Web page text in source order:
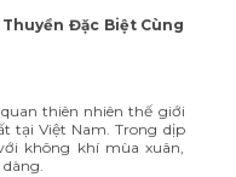
Đặc Biệt Cùng
thiên nhiên thế giới
tại Việt Nam. Trong dịp
không khí mùa xuân,